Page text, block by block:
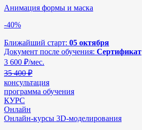
Анимация формы и маска
-40%
Ближайший старт: 05 октября
Документ после обучения: Сертификат
3 600 ₽/мес.
35 400 ₽
консультация
программа обучения
КУРС
Онлайн
Онлайн-курсы 3D-моделирования